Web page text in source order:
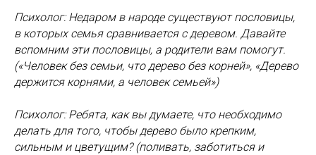
Психолог: Недаром в народе существуют пословицы,
в которых семья сравнивается с деревом. Давайте
вспомним эти пословицы, а родители вам помогут.
(«Человек без семьи, что дерево без корней», «Дерево
держится корнями, а человек семьей»)
Психолог: Ребята, как вы думаете, что необходимо
делать для того, чтобы дерево было крепким,
сильным и цветущим? (поливать, заботиться и